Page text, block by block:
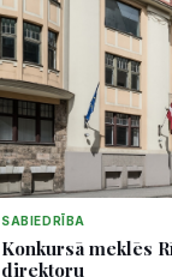
SABIEDRĪBA
Konkursā meklēs
direktoru